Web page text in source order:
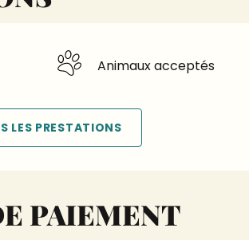
Animaux acceptés
LES PRESTATIONS
PAIEMENT